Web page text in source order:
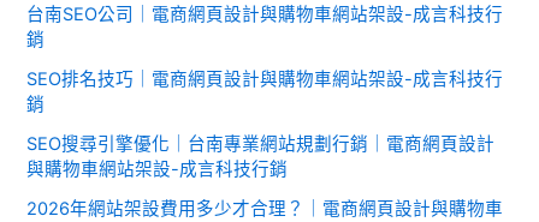
台南SEO公司｜電商網頁設計與購物車網站架設-成言科技行
銷
SEO排名技巧｜電商網頁設計與購物車網站架設-成言科技行
銷
SEO搜尋引擎優化｜台南專業網站規劃行銷｜電商網頁設計
與購物車網站架設-成言科技行銷
2026年網站架設費用多少才合理？｜電商網頁設計與購物車